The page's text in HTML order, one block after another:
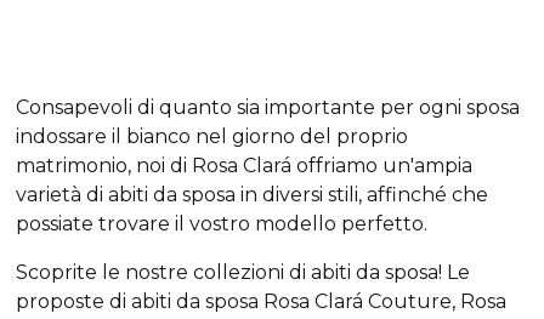
Consapevoli di quanto sia importante per ogni sposa
indossare il bianco nel giorno del proprio
matrimonio, noi di Rosa Clará offriamo un'ampia
varietà di abiti da sposa in diversi stili, affinché che
possiate trovare il vostro modello perfetto.
Scoprite le nostre collezioni di abiti da sposa! Le
proposte di abiti da sposa Rosa Clará Couture, Rosa